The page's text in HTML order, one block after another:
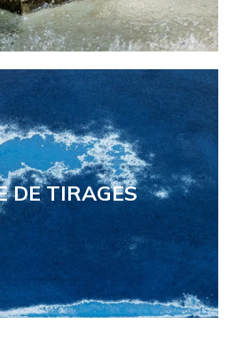
DE TIRAGES